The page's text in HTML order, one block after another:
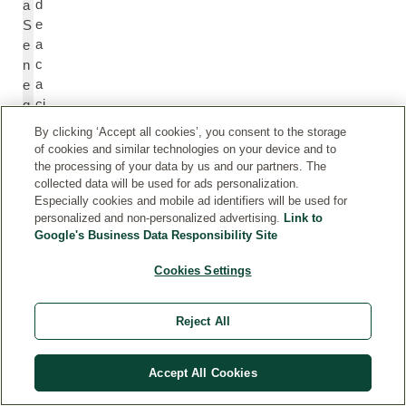
a
S
e
n
e
g
d
e
a
c
a
ci
a
s
e
n
e
g
al
d
o
tri
By clicking ‘Accept all cookies’, you consent to the storage
of cookies and similar technologies on your device and to
the processing of your data by us and our partners. The
collected data will be used for ads personalization.
Especially cookies and mobile ad identifiers will be used for
personalized and non-personalized advertising. Link to
Google's Business Data Responsibility Site
Cookies Settings
Reject All
Accept All Cookies